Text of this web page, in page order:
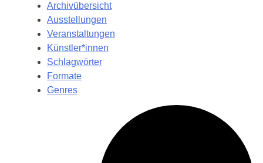
Archivübersicht
Ausstellungen
Veranstaltungen
Künstler*innen
Schlagwörter
Formate
Genres